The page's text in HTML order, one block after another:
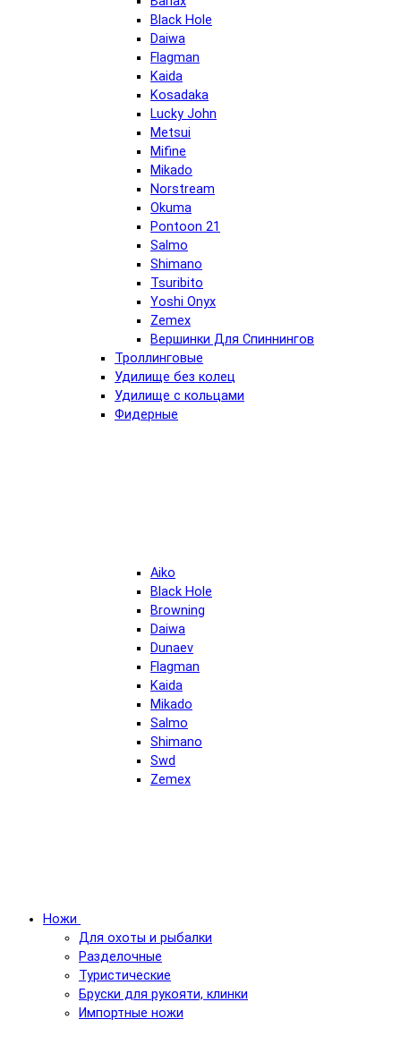
Black Hole
Daiwa
Flagman
Kaida
Kosadaka
Lucky John
Metsui
Mifine
Mikado
Norstream
Okuma
Pontoon 21
Salmo
Shimano
Tsuribito
Yoshi Onyx
Zemex
Вершинки Для Спиннингов
Троллинговые
Удилище без колец
Удилище с кольцами
Фидерные
Aiko
Black Hole
Browning
Daiwa
Dunaev
Flagman
Kaida
Mikado
Salmo
Shimano
Swd
Zemex
Ножи
Для охоты и рыбалки
Разделочные
Туристические
Бруски для рукояти, клинки
Импортные ножи